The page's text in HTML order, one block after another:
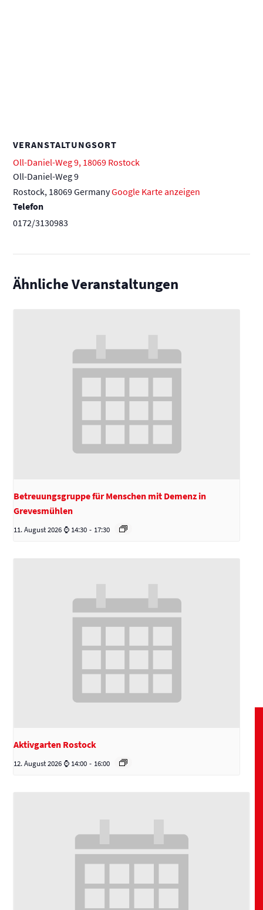
VERANSTALTUNGSORT
Oll-Daniel-Weg 9, 18069 Rostock
Oll-Daniel-Weg 9
Rostock, 18069GermanyGoogle Karte anzeigen
Telefon
0172/3130983
Ähnliche Veranstaltungen
Betreuungsgruppe für Menschen mit Demenz in
Grevesmühlen
11. August 2026 ⌚ 14:30 - 17:30
Aktivgarten Rostock
12. August 2026 ⌚ 14:00 - 16:00